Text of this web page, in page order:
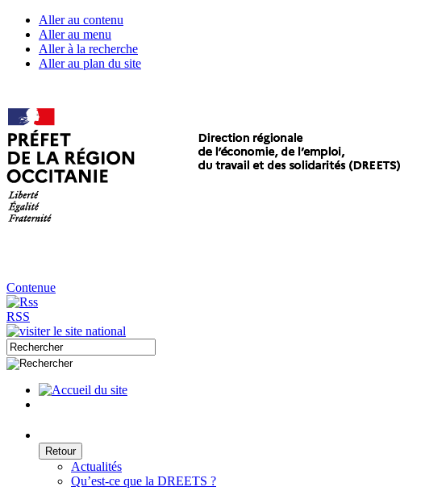
Aller au contenu
Aller au menu
Aller à la recherche
Aller au plan du site
Contenue
RSS
Retour
Actualités
Qu’est-ce que la DREETS ?